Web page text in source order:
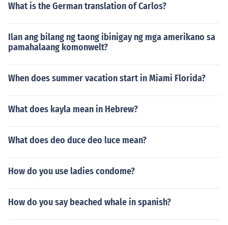
What is the German translation of Carlos?
Ilan ang bilang ng taong ibinigay ng mga amerikano sa
pamahalaang komonwelt?
When does summer vacation start in Miami Florida?
What does kayla mean in Hebrew?
What does deo duce deo luce mean?
How do you use ladies condome?
How do you say beached whale in spanish?